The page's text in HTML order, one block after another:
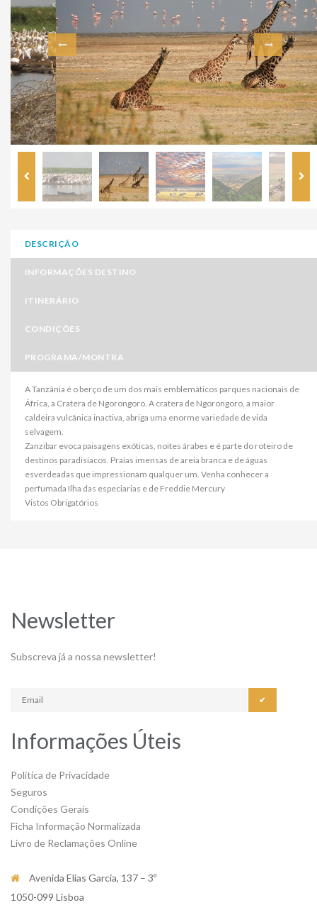
DESCRIÇÃO
INFORMAÇÕES DESTINO
ITINERÁRIO
CONDIÇÕES
PROGRAMA/MONTRA
A Tanzânia é o berço de um dos mais emblemáticos parques nacionais de
África, a Cratera de Ngorongoro. A cratera de Ngorongoro, a maior
caldeira vulcânica inactiva, abriga uma enorme variedade de vida
selvagem.
Zanzibar evoca paisagens exóticas, noites árabes e é parte do roteiro de
destinos paradisíacos. Praias imensas de areia branca e de águas
esverdeadas que impressionam qualquer um. Venha conhecer a
perfumada Ilha das especiarias e de Freddie Mercury
Vistos Obrigatórios
Newsletter
Subscreva já a nossa newsletter!
✔
Informações Úteis
Política de Privacidade
Seguros
Condições Gerais
Ficha Informação Normalizada
Livro de Reclamações Online
Avenida Elias Garcia, 137 – 3º
1050-099 Lisboa